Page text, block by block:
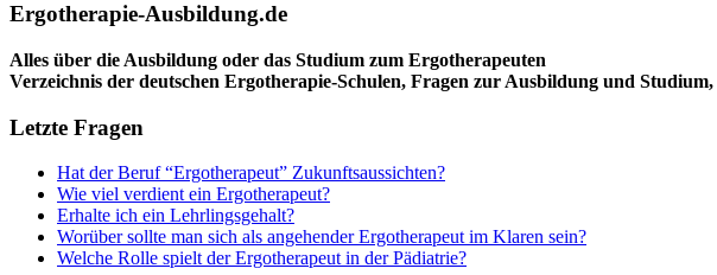
Ergotherapie-Ausbildung.de
Alles über die Ausbildung oder das Studium zum Ergotherapeuten
Verzeichnis der deutschen Ergotherapie-Schulen, Fragen zur Ausbildung und
Letzte Fragen
Hat der Beruf “Ergotherapeut” Zukunftsaussichten?
Wie viel verdient ein Ergotherapeut?
Erhalte ich ein Lehrlingsgehalt?
Worüber sollte man sich als angehender Ergotherapeut im Klaren sein?
Welche Rolle spielt der Ergotherapeut in der Pädiatrie?